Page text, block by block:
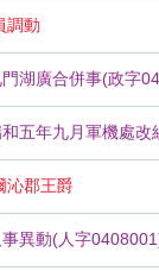
調動
門湖廣合併事(政字
和五年九月軍機處改
沁郡王爵
事異動(人字